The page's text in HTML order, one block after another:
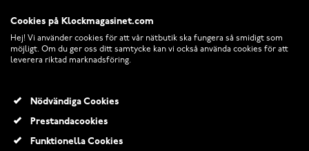
Cookies på Klockmagasinet.com
Hej! Vi använder cookies för att vår nätbutik ska fungera så smidigt som
möjligt. Om du ger oss ditt samtycke kan vi också använda cookies för att
leverera riktad marknadsföring.
Nödvändiga Cookies
Prestandacookies
Funktionella Cookies